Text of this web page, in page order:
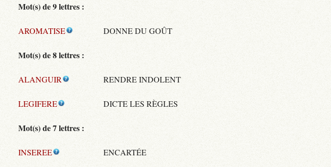
Mot(s) de 9 lettres :
AROMATISE DONNE DU GOÛT
Mot(s) de 8 lettres :
ALANGUIR RENDRE INDOLENT
LEGIFERE DICTE LES RÈGLES
Mot(s) de 7 lettres :
INSEREE ENCARTÉE